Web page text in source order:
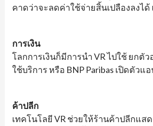
คาดว่าจะลดค่าใช้จ่ายสิ้นเปลืองลงไ
การเงิน
โลกการเงินก็มีการนำ VR ไปใช้ ยกตั
ใช้บริการ หรือ BNP Paribas เปิดตัว
ค้าปลีก
เทคโนโลยี VR ช่วยให้ร้านค้าปลีกแส